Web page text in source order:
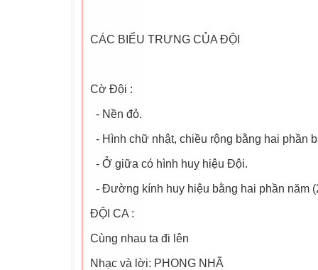
CÁC BIỂU TRƯNG CỦA ĐỘI
Cờ Đội :
- Nền đỏ.
- Hình chữ nhật, chiều rộng bằng hai phần
- Ở giữa có hình huy hiệu Đội.
- Đường kính huy hiệu bằng hai phần năm
ĐỘI CA :
Cùng nhau ta đi lên
Nhạc và lời: PHONG NHÃ